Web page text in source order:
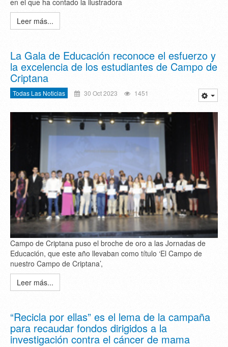
Leer más...
La Gala de Educación reconoce el esfuerzo y
la excelencia de los estudiantes de Campo de
Criptana
Todas Las Noticias 30 Oct 2023 1451
Campo de Criptana puso el broche de oro a las Jornadas de
Educación, que este año llevaban como título ‘El Campo de
nuestro Campo de Criptana’,
Leer más...
“Recicla por ellas” es el lema de la campaña
para recaudar fondos dirigidos a la
investigación contra el cáncer de mama